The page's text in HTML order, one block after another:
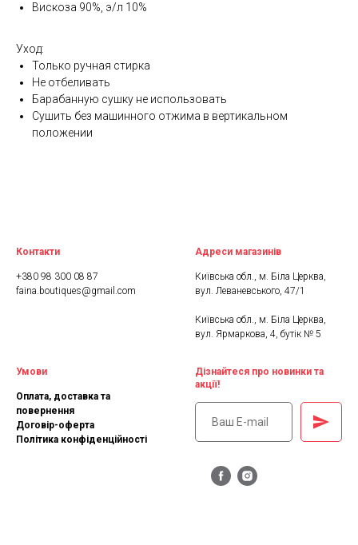
Вискоза 90%, э/л 10%
Уход:
Только ручная стирка
Не отбеливать
Барабанную сушку не использовать
Сушить без машинного отжима в вертикальном
положении
Контакти
+380 98 300 08 87
faina.boutiques@gmail.com
Адреси магазинів
Київська обл., м. Біла Церква,
вул. Леваневського, 47/1
Київська обл., м. Біла Церква,
вул. Ярмаркова, 4, бутік № 5
Умови
Оплата, доставка та
повернення
Договір-оферта
Політика конфіденційності
Дізнайтеся про новинки та
акції!